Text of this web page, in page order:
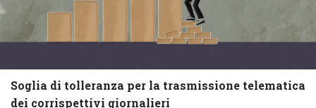
Soglia di tolleranza per la trasmissione telematica
dei corrispettivi giornalieri